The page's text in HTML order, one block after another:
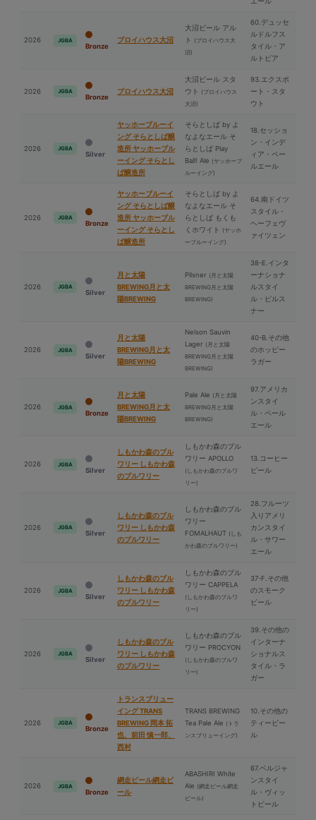
2026 JGBA
Bronze
ブロイハウス⼤沼
⼤沼ビール アル
ト (ブロイハウス⼤
沼)
60.デュッセ
ルドルフス
タイル・ア
ルトビア
2026 JGBA
Bronze
ブロイハウス⼤沼
⼤沼ビール スタ
ウト (ブロイハウス
⼤沼)
93.エクスポ
ート・スタ
ウト
2026 JGBA
Silver
ヤッホーブルーイ
ング そらとしば醸
造所 ヤッホーブル
ーイング そらとし
ば醸造所
そらとしば by よ
なよなエール そ
らとしば Play
Ball! Ale (ヤッホーブ
ルーイング)
18.セッショ
ン・インデ
ィア・ペー
ルエール
2026 JGBA
Bronze
ヤッホーブルーイ
ング そらとしば醸
造所 ヤッホーブル
ーイング そらとし
ば醸造所
そらとしば by よ
なよなエール そ
らとしば もくも
くホワイト (ヤッホ
ーブルーイング)
64.南ドイツ
スタイル・
ヘーフェヴ
ァイツェン
2026 JGBA
Silver
⽉と太陽
BREWING⽉と太
陽BREWING
Pilsner (⽉と太陽
BREWING⽉と太陽
BREWING)
38-E.インタ
ーナショナ
ルスタイ
ル・ピルス
ナー
2026 JGBA
Silver
⽉と太陽
BREWING⽉と太
陽BREWING
Nelson Sauvin
Lager (⽉と太陽
BREWING⽉と太陽
BREWING)
40-B.その他
のホッピー
ラガー
2026 JGBA
Bronze
⽉と太陽
BREWING⽉と太
陽BREWING
Pale Ale (⽉と太陽
BREWING⽉と太陽
BREWING)
97.アメリカ
ンスタイ
ル・ペール
エール
2026 JGBA
Silver
しもかわ森のブル
ワリー しもかわ森
のブルワリー
しもかわ森のブル
ワリー APOLLO
(しもかわ森のブルワ
リー)
13.コーヒー
ビール
2026 JGBA
Silver
しもかわ森のブル
ワリー しもかわ森
のブルワリー
しもかわ森のブル
ワリー
FOMALHAUT (しも
かわ森のブルワリー)
28.フルーツ
入りアメリ
カンスタイ
ル・サワー
エール
2026 JGBA
Silver
しもかわ森のブル
ワリー しもかわ森
のブルワリー
しもかわ森のブル
ワリー CAPPELA
(しもかわ森のブルワ
リー)
37-F.その他
のスモーク
ビール
2026 JGBA
Silver
しもかわ森のブル
ワリー しもかわ森
のブルワリー
しもかわ森のブル
ワリー PROCYON
(しもかわ森のブルワ
リー)
39.その他の
インターナ
ショナルス
タイル・ラ
ガー
2026 JGBA
Bronze
トランスブリュー
イング TRANS
BREWING 岡本 拓
也、前⽥ 慎一郎、
⻄村
TRANS BREWING
Tea Pale Ale (トラ
ンスブリューイング)
10.その他の
ティービー
ル
2026 JGBA
Bronze
網走ビール網走ビ
ール
ABASHIRI White
Ale (網走ビール網走
ビール)
67.ベルジャ
ンスタイ
ル・ヴィッ
トビール